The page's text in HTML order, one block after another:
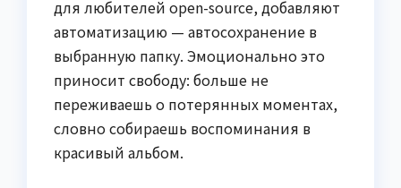
для любителей open-source, добавляют
автоматизацию — автосохранение в
выбранную папку. Эмоционально это
приносит свободу: больше не
переживаешь о потерянных моментах,
словно собираешь воспоминания в
красивый альбом.